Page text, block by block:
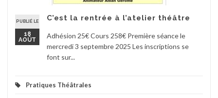
PUBLIÉ LE
18
AOÛT
C’est la rentrée à l’atelier théâtre
Adhésion 25€ Cours 258€ Première séance le
mercredi 3 septembre 2025 Les inscriptions se
font sur...
Pratiques Théâtrales